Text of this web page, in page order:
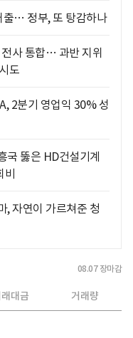
출… 정부, 또 탕감하나
사 통합… 과반 지위
도
2분기 영업익 30% 성
국 뚫은 HD건설기계
비
, 자연이 가르쳐준 청
08.07 장마감
대금 거래량